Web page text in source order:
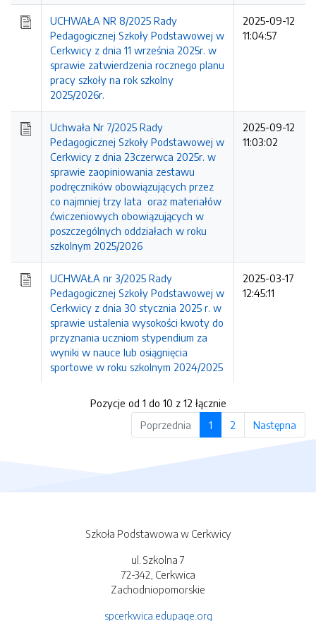
UCHWAŁA NR 8/2025 Rady
Pedagogicznej Szkoły Podstawowej w
Cerkwicy z dnia 11 września 2025r. w
sprawie zatwierdzenia rocznego planu
pracy szkoły na rok szkolny
2025/2026r.
2025-09-12
11:04:57
Uchwała Nr 7/2025 Rady
Pedagogicznej Szkoły Podstawowej w
Cerkwicy z dnia 23czerwca 2025r. w
sprawie zaopiniowania zestawu
podręczników obowiązujących przez
co najmniej trzy lata oraz materiałów
ćwiczeniowych obowiązujących w
poszczególnych oddziałach w roku
szkolnym 2025/2026
2025-09-12
11:03:02
UCHWAŁA nr 3/2025 Rady
Pedagogicznej Szkoły Podstawowej w
Cerkwicy z dnia 30 stycznia 2025 r. w
sprawie ustalenia wysokości kwoty do
przyznania uczniom stypendium za
wyniki w nauce lub osiągnięcia
sportowe w roku szkolnym 2024/2025
2025-03-17
12:45:11
Pozycje od 1 do 10 z 12 łącznie
Poprzednia
1 2 Następna
Szkoła Podstawowa w Cerkwicy
ul. Szkolna 7
72-342, Cerkwica
Zachodniopomorskie
spcerkwica.edupage.org